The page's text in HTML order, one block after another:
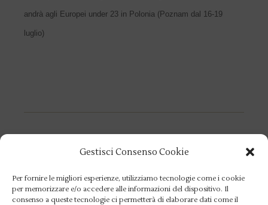
Gestisci Consenso Cookie
Per fornire le migliori esperienze, utilizziamo tecnologie come i cookie
per memorizzare e/o accedere alle informazioni del dispositivo. Il
consenso a queste tecnologie ci permetterà di elaborare dati come il
andrà agli Europei under 23 in Polonia (Poznam dal 16-19
luglio)
Categorie